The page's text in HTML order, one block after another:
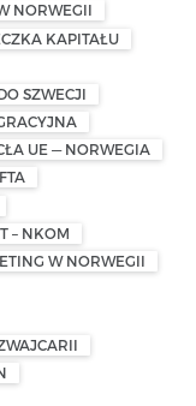
NORWEGII
KAPITAŁU
SZWECJI
UE — NORWEGIA
– NKOM
W NORWEGII